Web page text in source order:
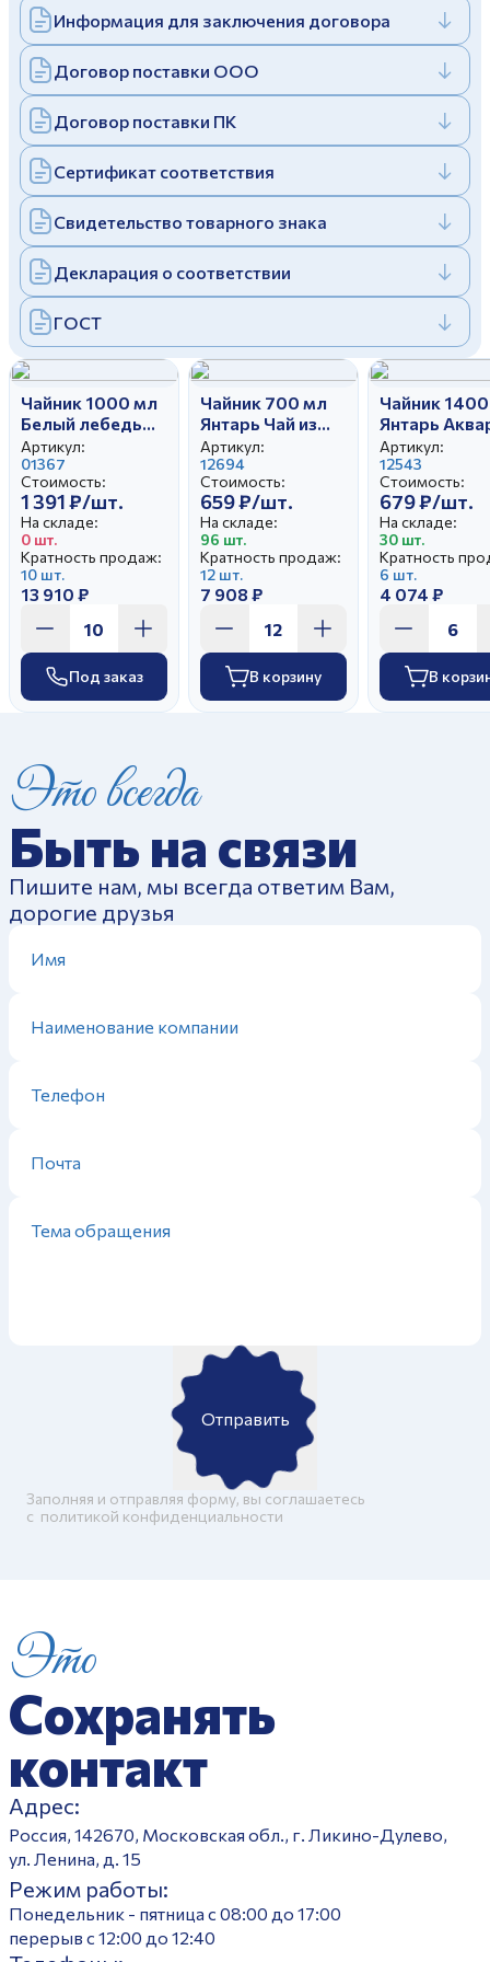
Отправить
Заполняя и отправляя форму, вы соглашаетесь
cполитикой конфиденциальности
Заполняя и отправляя форму, вы соглашаетесь
cполитикой конфиденциальности
Дулевский фарфоровый завод ©
Политика конфиденциальности
Информация для заключения договора
Договор поставки ООО
Договор поставки ПК
Сертификат соответствия
Свидетельство товарного знака
Декларация о соответствии
ГОСТ
Чайник 1000 мл
Белый лебедь
Московский с
лентой
Артикул:
01367
Стоимость:
1 391 ₽/шт.
На складе:
0 шт.
Кратность продаж:
10 шт.
13 910 ₽
Под заказ
Чайник 700 мл
Янтарь Чай из
лепестков роз
Артикул:
12694
Стоимость:
659 ₽/шт.
На складе:
96 шт.
Кратность продаж:
12 шт.
7 908 ₽
В корзину
Чайник
Янтарь
Артикул:
12543
Стоимость:
679 ₽/шт.
На складе:
30 шт.
Кратность
6 шт.
4 074 ₽
В
Это всегда
Быть на связи
Пишите нам, мы всегда ответим Вам,
дорогие друзья
Отправить
Заполняя и отправляя форму, вы соглашаетесь
c политикой конфиденциальности
Это
Сохранять
контакт
Адрес:
Россия, 142670, Московская обл., г. Ликино-Дулево,
ул. Ленина, д. 15
Режим работы:
Понедельник - пятница с 08:00 до 17:00
перерыв с 12:00 до 12:40